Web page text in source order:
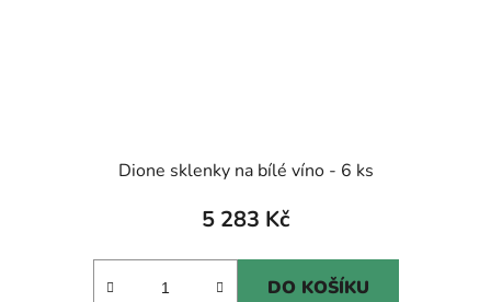
Dione sklenky na bílé víno - 6 ks
5 283 Kč
DO KOŠÍKU